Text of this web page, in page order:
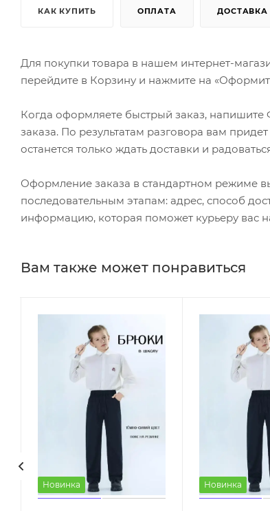
КАК КУПИТЬ ОПЛАТА ДОСТАВКА
Для покупки товара в нашем интернет-
перейдите в Корзину и нажмите на
Когда оформляете быстрый заказ,
заказа. По результатам разговора вам
останется только ждать доставки и
Оформление заказа в стандартном режиме
последовательным этапам: адрес, способ
информацию, которая поможет курьеру вас
Вам также может понравиться
Новинка Новинка